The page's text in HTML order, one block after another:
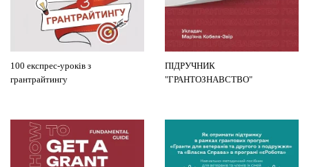
100 експрес-уроків з
грантрайтингу
ПІДРУЧНИК
"ГРАНТОЗНАВСТВО"